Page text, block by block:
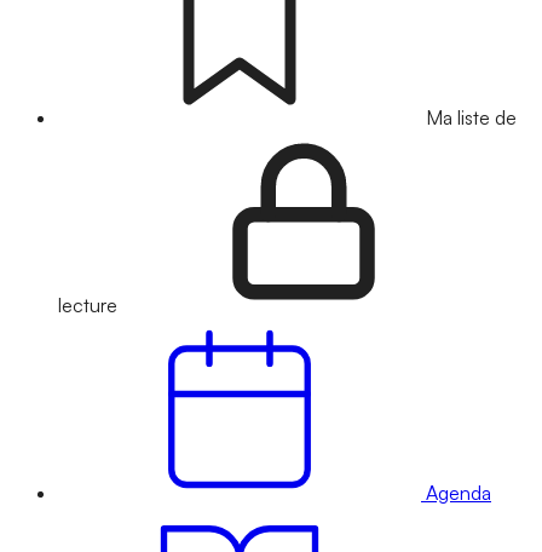
Ma liste de
lecture
Agenda